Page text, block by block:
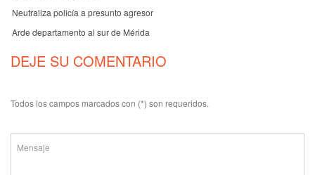
Neutraliza policía a presunto agresor
Arde departamento al sur de Mérida
DEJE SU COMENTARIO
Todos los campos marcados con (*) son requeridos.